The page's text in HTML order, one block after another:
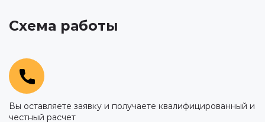
Схема работы
Вы оставляете заявку и получаете квалифицированный и
честный расчет